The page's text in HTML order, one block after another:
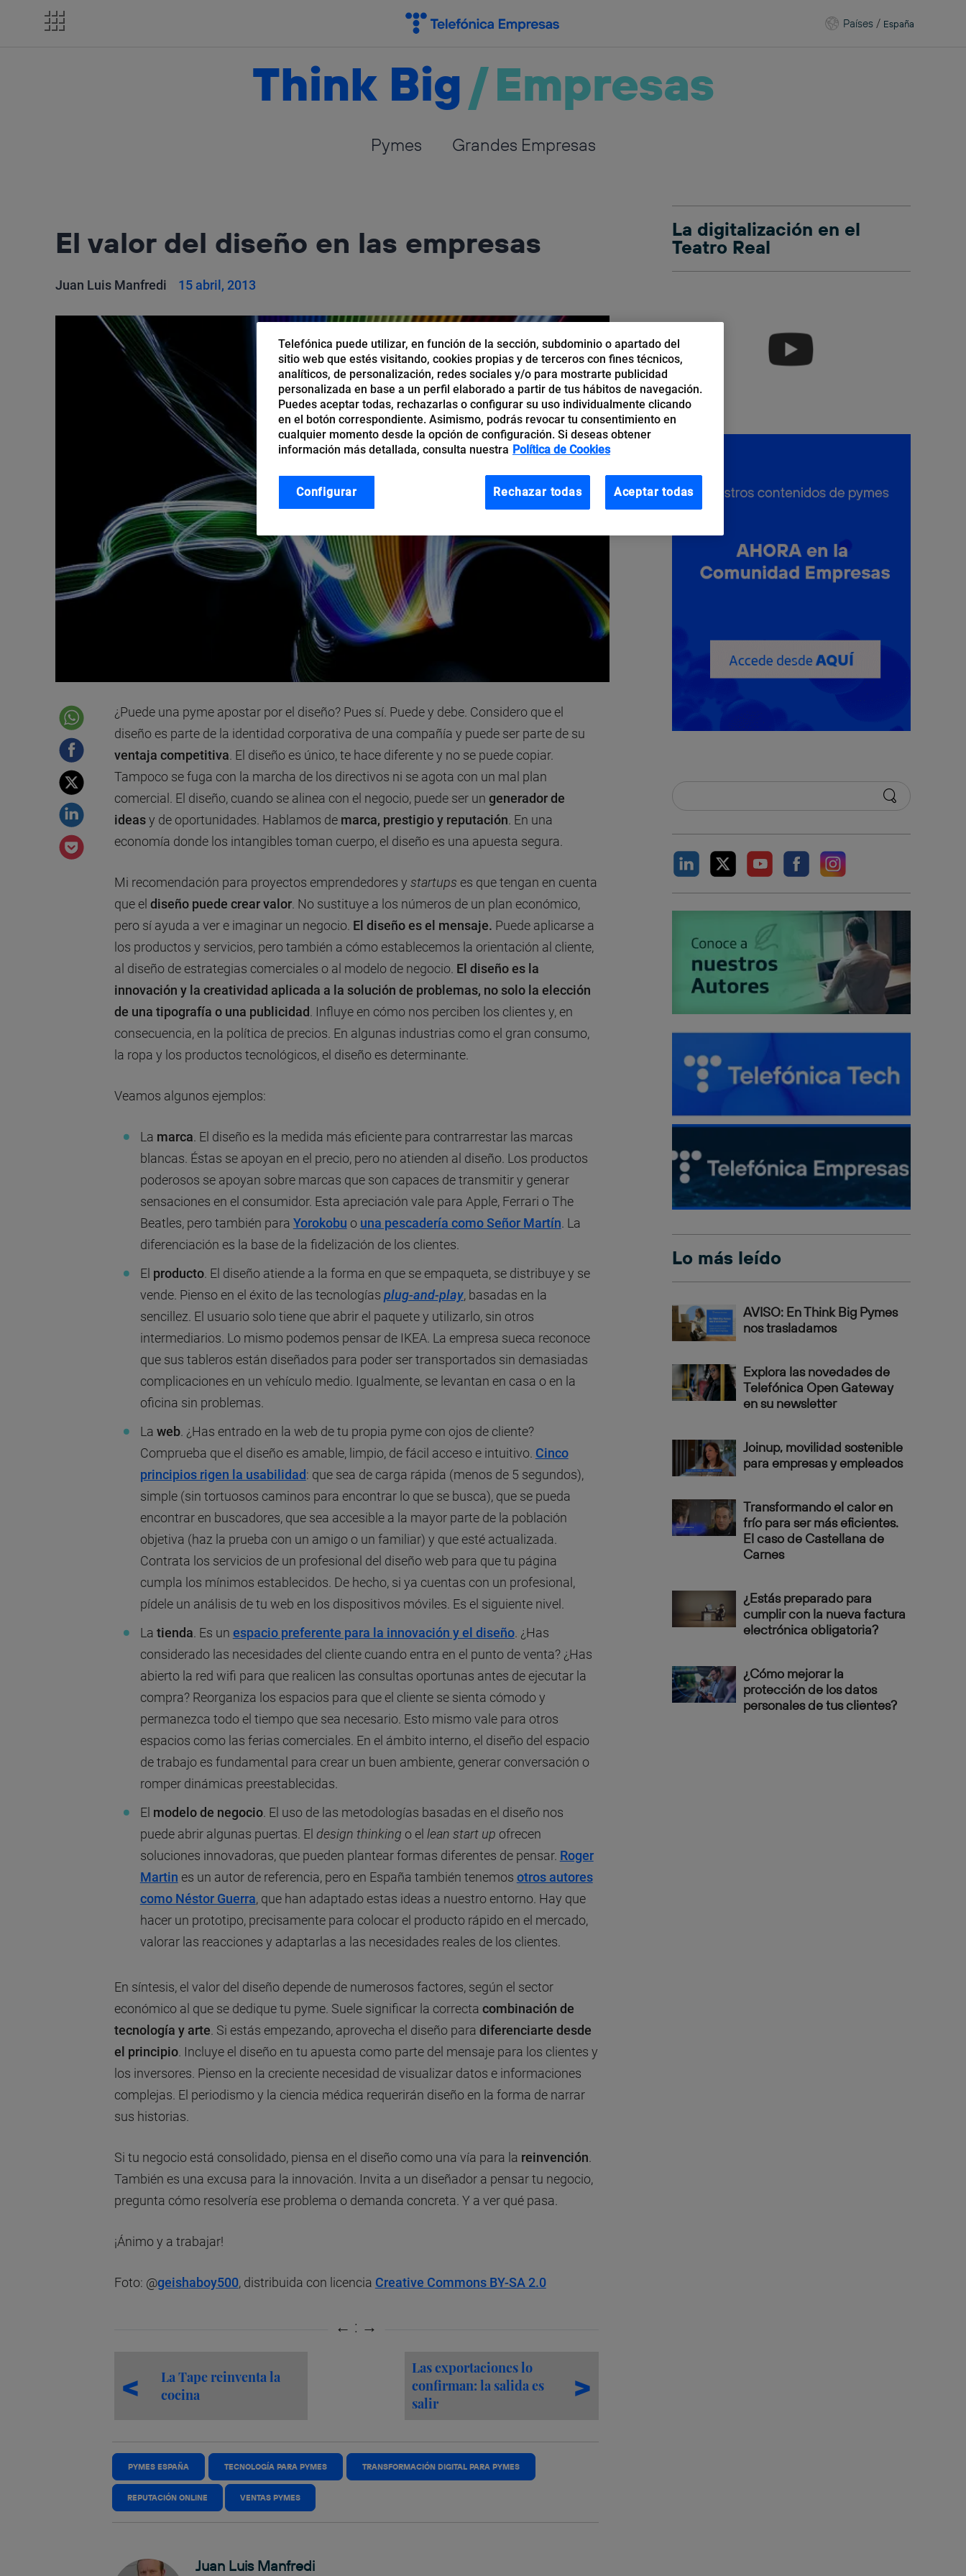
Países / España
Think Big/Empresas
Pymes Grandes Empresas
El valor del diseño en las empresas
Juan Luis Manfredi 15 abril, 2013
¿Puede una pyme apostar por el diseño? Pues sí. Puede y debe. Considero que el
diseño es parte de la identidad corporativa de una compañía y puede ser parte de su
ventaja competitiva . El diseño es único, te hace diferente y no se puede copiar.
Tampoco se fuga con la marcha de los directivos ni se agota con un mal plan
comercial. El diseño, cuando se alinea con el negocio, puede ser un generador de
ideasy de oportunidades. Hablamos de marca, prestigio y reputación . En una
economía donde los intangibles toman cuerpo, el diseño es una apuesta segura.
Mi recomendación para proyectos emprendedores y startups es que tengan en cuenta
que el diseño puede crear valor. No sustituye a los números de un plan económico,
pero sí ayuda a ver e imaginar un negocio. El diseño es el mensaje. Puede aplicarse a
los productos y servicios, pero también a cómo establecemos la orientación al cliente,
al diseño de estrategias comerciales o al modelo de negocio. El diseño es la
innovación y la creatividad aplicada a la solución de problemas, no solo la elección
de una tipografía o una publicidad
. Influye en cómo nos perciben los clientes y, en
consecuencia, en la política de precios. En algunas industrias como el gran consumo,
la ropa y los productos tecnológicos, el diseño es determinante.
Veamos algunos ejemplos:
La marca . El diseño es la medida más eficiente para contrarrestar las marcas
blancas. Éstas se apoyan en el precio, pero no atienden al diseño. Los productos
poderosos se apoyan sobre marcas que son capaces de transmitir y generar
sensaciones en el consumidor. Esta apreciación vale para Apple, Ferrari o The
Beatles, pero también para Yorokobu o una pescadería como Señor Martín . La
diferenciación es la base de la fidelización de los clientes.
El producto. El diseño atiende a la forma en que se empaqueta, se distribuye y se
vende. Pienso en el éxito de las tecnologías plug-and-play, basadas en la
sencillez. El usuario solo tiene que abrir el paquete y utilizarlo, sin otros
intermediarios. Lo mismo podemos pensar de IKEA. La empresa sueca reconoce
que sus tableros están diseñados para poder ser transportados sin demasiadas
complicaciones en un vehículo medio. Igualmente, se levantan en casa o en la
oficina sin problemas.
La web. ¿Has entrado en la web de tu propia pyme con ojos de cliente?
Comprueba que el diseño es amable, limpio, de fácil acceso e intuitivo. Cinco
principios rigen la usabilidad: que sea de carga rápida (menos de 5 segundos),
simple (sin tortuosos caminos para encontrar lo que se busca), que se pueda
encontrar en buscadores, que sea accesible a la mayor parte de la población
objetiva (haz la prueba con un amigo o un familiar) y que esté actualizada.
Contrata los servicios de un profesional del diseño web para que tu página
cumpla los mínimos establecidos. De hecho, si ya cuentas con un profesional,
pídele un análisis de tu web en los dispositivos móviles. Es el siguiente nivel.
La tienda . Es un espacio preferente para la innovación y el diseño. ¿Has
considerado las necesidades del cliente cuando entra en el punto de venta? ¿Has
abierto la red wifi para que realicen las consultas oportunas antes de ejecutar la
compra? Reorganiza los espacios para que el cliente se sienta cómodo y
permanezca todo el tiempo que sea necesario. Esto mismo vale para otros
espacios como las ferias comerciales. En el ámbito interno, el diseño del espacio
de trabajo es fundamental para crear un buen ambiente, generar conversación o
romper dinámicas preestablecidas.
El modelo de negocio. El uso de las metodologías basadas en el diseño nos
puede abrir algunas puertas. El design thinking o el lean start up ofrecen
soluciones innovadoras, que pueden plantear formas diferentes de pensar. Roger
Martin es un autor de referencia, pero en España también tenemos otros autores
como Néstor Guerra, que han adaptado estas ideas a nuestro entorno. Hay que
hacer un prototipo, precisamente para colocar el producto rápido en el mercado,
valorar las reacciones y adaptarlas a las necesidades reales de los clientes.
En síntesis, el valor del diseño depende de numerosos factores, según el sector
económico al que se dedique tu pyme. Suele significar la correcta combinación de
tecnología y arte . Si estás empezando, aprovecha el diseño para diferenciarte desde
el principio. Incluye el diseño en tu apuesta como parte del mensaje para los clientes y
los inversores. Pienso en la creciente necesidad de visualizar datos e informaciones
complejas. El periodismo y la ciencia médica requerirán diseño en la forma de narrar
sus historias.
Si tu negocio está consolidado, piensa en el diseño como una vía para la reinvención
También es una excusa para la innovación. Invita a un diseñador a pensar tu negocio,
pregunta cómo resolvería ese problema o demanda concreta. Y a ver qué pasa.
¡Ánimo y a trabajar!
Foto: @geishaboy500, distribuida con licencia Creative Commons BY-SA 2.0
La Tape reinventa la
cocina
Las exportaciones lo
confirman: la salida es
salir
PYMES ESPAÑA TECNOLOGÍA PARA PYMES TRANSFORMACIÓN DIGITAL PARA PYMES
REPUTACIÓN ONLINE VENTAS PYMES
Juan Luis Manfredi
La digitalización en el
Teatro Real
Lo más leído
AVISO: En Think Big Pymes
nos trasladamos
Explora las novedades de
Telefónica Open Gateway
en su newsletter
Joinup, movilidad sostenible
para empresas y empleados
Transformando el calor en
frío para ser más eficientes.
El caso de Castellana de
Carnes
¿Estás preparado para
cumplir con la nueva factura
electrónica obligatoria?
¿Cómo mejorar la
protección de los datos
personales de tus clientes?
Telefónica puede utilizar, en función de la sección, subdominio o apartado del
sitio web que estés visitando, cookies propias y de terceros con fines técnicos,
analíticos, de personalización, redes sociales y/o para mostrarte publicidad
personalizada en base a un perfil elaborado a partir de tus hábitos de navegación.
Puedes aceptar todas, rechazarlas o configurar su uso individualmente clicando
en el botón correspondiente. Asimismo, podrás revocar tu consentimiento en
cualquier momento desde la opción de configuración. Si deseas obtener
información más detallada, consulta nuestra Política de Cookies
Rechazar todas Aceptar todas
Configurar